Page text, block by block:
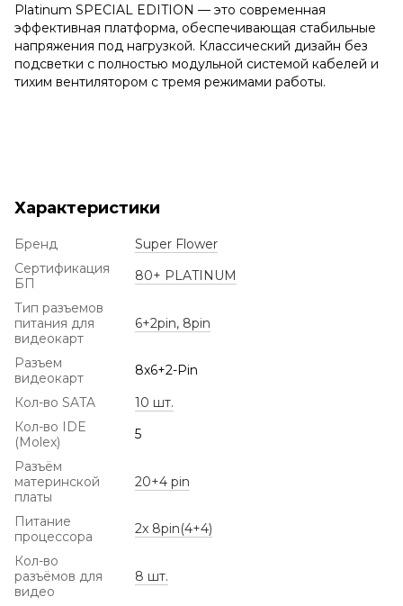
Platinum SPECIAL EDITION — это современная
эффективная платформа, обеспечивающая стабильные
напряжения под нагрузкой. Классический дизайн без
подсветки с полностью модульной системой кабелей и
тихим вентилятором с тремя режимами работы.
Характеристики
Бренд
Super Flower
Сертификация
БП
80+ PLATINUM
Тип разъемов
питания для
видеокарт
6+2pin, 8pin
Разъем
видеокарт
8x6+2-Pin
Кол-во SATA
10 шт.
Кол-во IDE
(Molex)
5
Разъём
материнской
платы
20+4 pin
Питание
процессора
2x 8pin(4+4)
Кол-во
разъёмов для
видео
8 шт.